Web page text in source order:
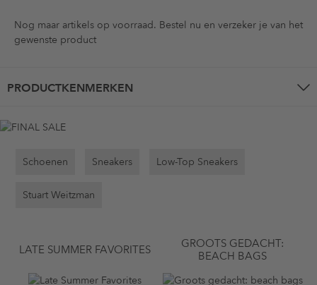
Nog maar artikels op voorraad. Bestel nu en verzeker je van het
gewenste product
PRODUCTKENMERKEN
Schoenen Sneakers Low-Top Sneakers
Stuart Weitzman
LATE SUMMER FAVORITES
GROOTS GEDACHT:
BEACH BAGS